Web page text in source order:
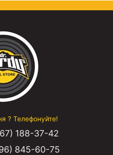
? Телефонуйте!
188-37-42
845-60-75